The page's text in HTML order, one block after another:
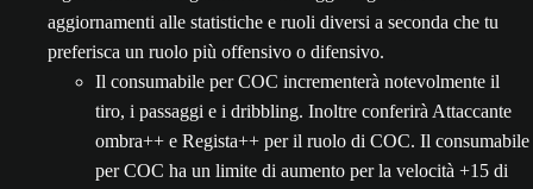
aggiornamenti alle statistiche e ruoli diversi a seconda che tu
preferisca un ruolo più offensivo o difensivo.
Il consumabile per COC incrementerà notevolmente il
tiro, i passaggi e i dribbling. Inoltre conferirà Attaccante
ombra++ e Regista++ per il ruolo di COC. Il consumabile
per COC ha un limite di aumento per la velocità +15 di